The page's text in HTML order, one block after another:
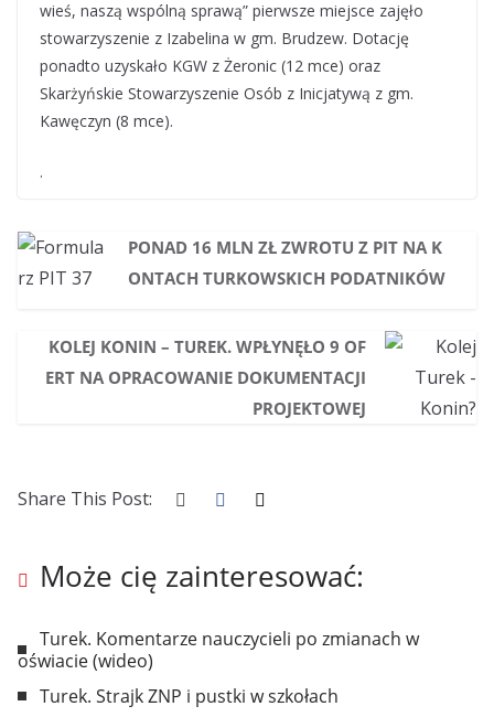
wieś, naszą wspólną sprawą” pierwsze miejsce zajęło
stowarzyszenie z Izabelina w gm. Brudzew. Dotację
ponadto uzyskało KGW z Żeronic (12 mce) oraz
Skarżyńskie Stowarzyszenie Osób z Inicjatywą z gm.
Kawęczyn (8 mce).
.
PONAD 16 MLN ZŁ ZWROTU Z PIT NA K
ONTACH TURKOWSKICH PODATNIKÓW
KOLEJ KONIN – TUREK. WPŁYNĘŁO 9 OF
ERT NA OPRACOWANIE DOKUMENTACJI
PROJEKTOWEJ
Share This Post:
Może cię zainteresować:
Turek. Komentarze nauczycieli po zmianach w
oświacie (wideo)
Turek. Strajk ZNP i pustki w szkołach